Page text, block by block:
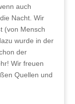
auch
Nacht. Wir
(von Mensch
wurde in der
der
Wir freuen
Quellen und